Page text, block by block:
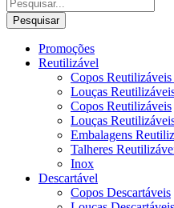
Pesquisar
Promoções
Reutilizável
Copos
Louças
Copos Reutilizáveis
Louças
Embalagens
Talheres
Inox
Descartável
Copos Descartáveis